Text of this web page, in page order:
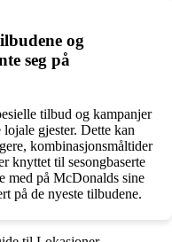
og
seg på
tilbud og kampanjer
gjester. Dette kan
kombinasjonsmåltider
knyttet til sesongbaserte
med på McDonalds sine
på de nyeste tilbudene.